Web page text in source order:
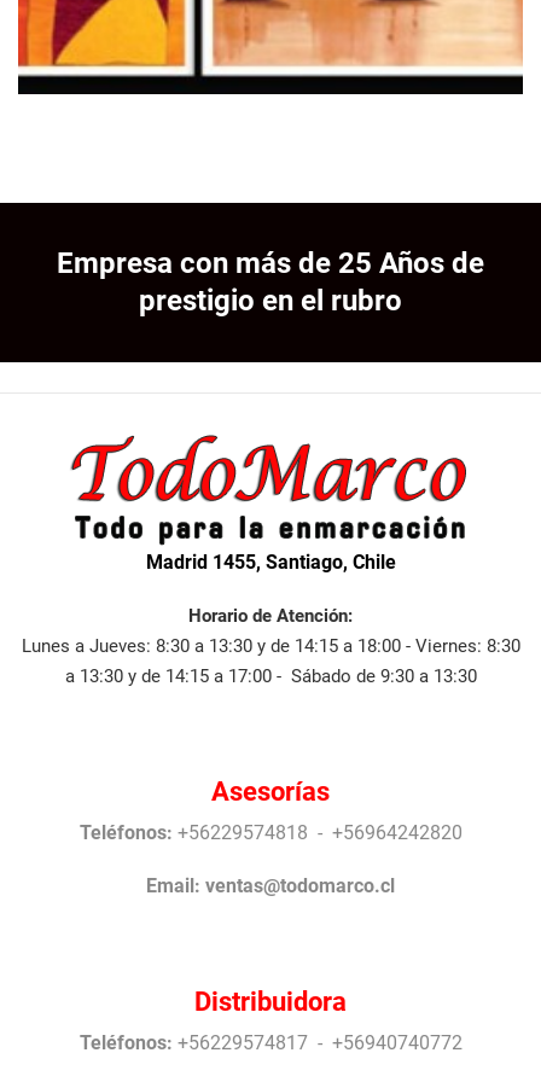
Empresa con más de 25 Años de
prestigio en el rubro
Madrid 1455, Santiago, Chile
Horario de Atención:
Lunes a Jueves: 8:30 a 13:30 y de 14:15 a 18:00 - Viernes: 8:30
a 13:30 y de 14:15 a 17:00 - Sábado de 9:30 a 13:30
Asesorías
Teléfonos: +56229574818 - +56964242820
Email: ventas@todomarco.cl
Distribuidora
Teléfonos: +56229574817 - +56940740772